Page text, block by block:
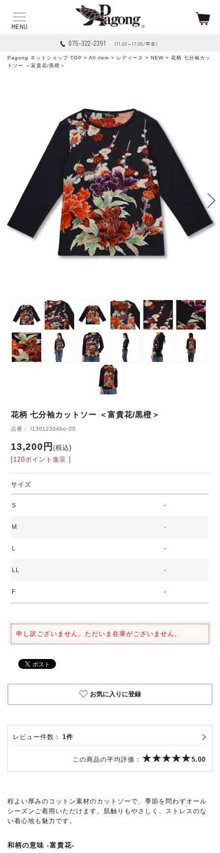
075-322-2391 （11:00～17:00/平日）
Pagong ネットショップ TOP > All item > レディース > NEW > 花柄 七分袖カッ
トソー ＜富貴花/黒橙＞
花柄 七分袖カットソー ＜富貴花/黒橙＞
品番： l13012304bo-00
13,200円(税込)
[120ポイント進呈 ]
サイズ
S -
M -
L -
LL -
F -
申し訳ございません。ただいま在庫がございません。
お気に入りに登録
レビュー件数： 1件
この商品の平均評価： 5.00
程よい厚みのコットン素材のカットソーで、季節を問わずオール
シーズンご着用いただけます。肌触りもやさしく、ストレスのな
い着心地も魅力です。
和柄の意味 -富貴花-